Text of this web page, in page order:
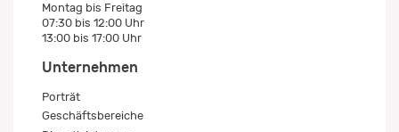
Montag bis Freitag
07:30 bis 12:00 Uhr
13:00 bis 17:00 Uhr
Unternehmen
Porträt
Geschäftsbereiche